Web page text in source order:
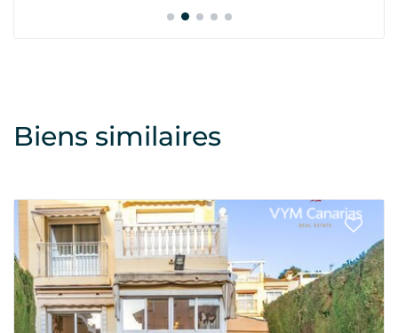
Biens similaires